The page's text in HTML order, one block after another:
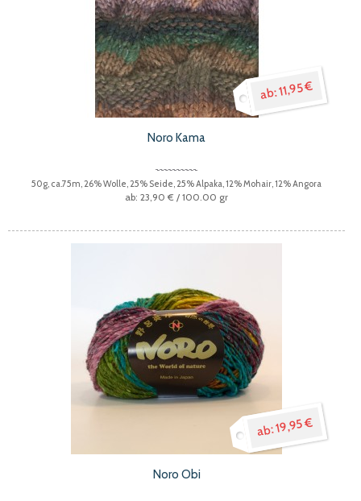
11,95 €
Noro Kama
50g, ca.75m, 26% Wolle, 25% Seide, 25% Alpaka, 12% Mohair, 12% Angora
23,90 € / 100.00 gr
19,95 €
Noro Obi